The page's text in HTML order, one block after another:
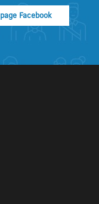
Facebook